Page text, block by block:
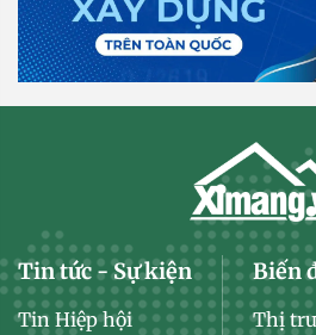
Tin tức - Sự kiện
Tin Hiệp hội
Biến
Thị